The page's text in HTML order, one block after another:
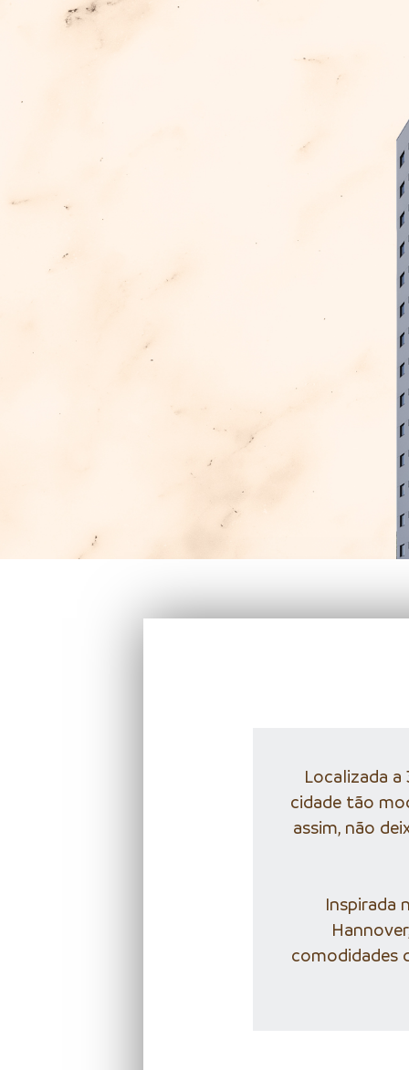
Localizada
cidade tão
assim, não
Inspirada
comodidades